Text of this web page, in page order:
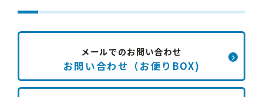
メールでのお問い合わせ
お問い合わせ（お便りBOX)